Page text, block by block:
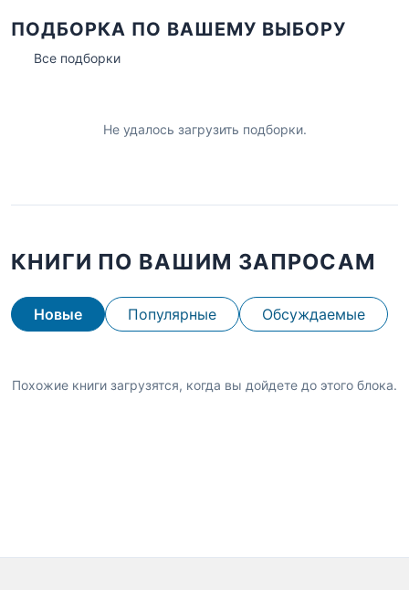
ПОДБОРКА ПО ВАШЕМУ ВЫБОРУ
Все подборки
Не удалось загрузить подборки.
КНИГИ ПО ВАШИМ ЗАПРОСАМ
Новые Популярные Обсуждаемые
Похожие книги загрузятся, когда вы дойдете до этого блока.